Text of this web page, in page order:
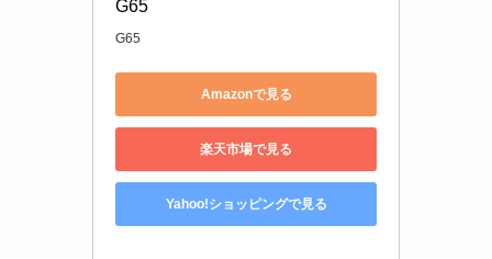
G65
G65
Amazonで見る
楽天市場で見る
Yahoo!ショッピングで見る